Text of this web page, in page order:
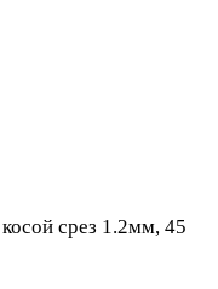
срез 1.2мм, 45